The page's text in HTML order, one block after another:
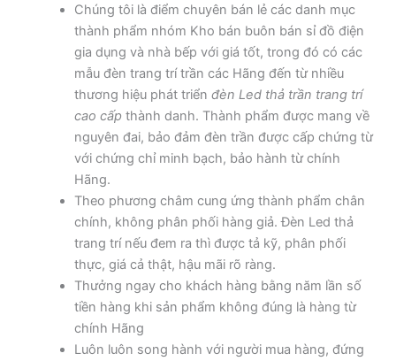
Chúng tôi là điểm chuyên bán lẻ các danh mục
thành phẩm nhóm Kho bán buôn bán sỉ đồ điện
gia dụng và nhà bếp với giá tốt, trong đó có các
mẫu đèn trang trí trần các Hãng đến từ nhiều
thương hiệu phát triển đèn Led thả trần trang trí
cao cấp thành danh. Thành phẩm được mang về
nguyên đai, bảo đảm đèn trần được cấp chứng từ
với chứng chỉ minh bạch, bảo hành từ chính
Hãng.
Theo phương châm cung ứng thành phẩm chân
chính, không phân phối hàng giả. Đèn Led thả
trang trí nếu đem ra thì được tả kỹ, phân phối
thực, giá cả thật, hậu mãi rõ ràng.
Thưởng ngay cho khách hàng bằng năm lần số
tiền hàng khi sản phẩm không đúng là hàng từ
chính Hãng
Luôn luôn song hành với người mua hàng, đứng